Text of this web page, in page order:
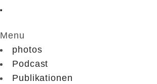
Menu
photos
Podcast
Publikationen